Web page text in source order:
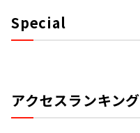
Special
アクセスランキング